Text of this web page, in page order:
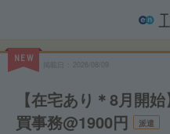
NEW
【在宅あり＊8月開
買事務@1900円
派遣